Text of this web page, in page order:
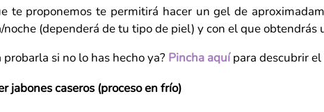
te proponemos te permitirá hacer un gel de
noche (dependerá de tu tipo de piel) y con el que
probarla si no lo has hecho ya? Pincha aquípara descubrir el
jabones caseros (proceso en frío)